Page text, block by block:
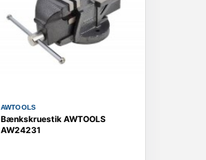
AWTOOLS
Bænkskruestik AWTOOLS
AW24231